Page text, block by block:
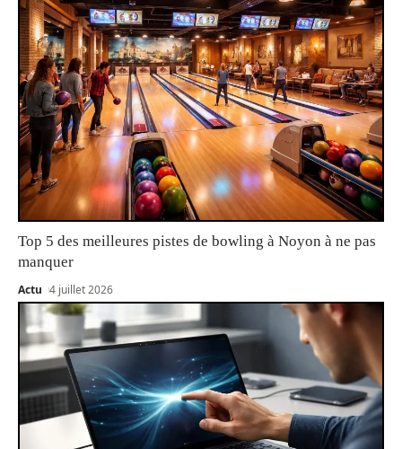
Top 5 des meilleures pistes de bowling à Noyon à ne pas
manquer
Actu 4 juillet 2026